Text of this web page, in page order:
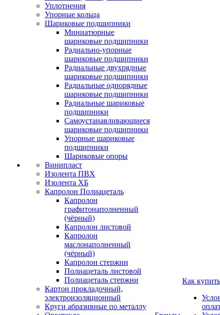
Уплотнения
Упорные кольца
Шариковые подшипники
Миниатюрные
шариковые подшипники
Радиально-упорные
шариковые подшипники
Радиальные двухрядные
шариковые подшипники
Радиальные однорядные
шариковые подшипники
Радиальные шариковые
подшипники
Самоустанавливающиеся
шариковые подшипники
Упорные шариковые
подшипники
Шариковые опоры
Винипласт
Изолента ПВХ
Изолента ХБ
Капролон Полиацеталь
Капролон
графитонаполненный
(чёрный)
Капролон листовой
Капролон
маслонаполненный
(чёрный)
Капролон стержни
Полиацеталь листовой
Полиацеталь стержни
Картон прокладочный,
электроизоляционный
Круги абразивные по металлу
Как купить